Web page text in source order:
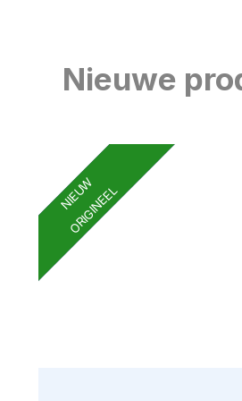
Nieuwe
NIEUW
ORIGINEEL